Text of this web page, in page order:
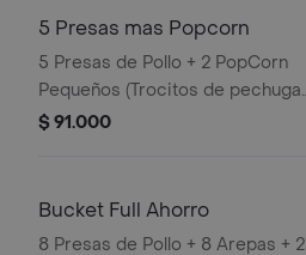
5 Presas mas Popcorn
5 Presas de Pollo + 2 PopCorn
Pequeños (Trocitos de pechuga
apanados) + 3 Papas Pequeñas
$ 91.000
Bucket Full Ahorro
8 Presas de Pollo + 8 Arepas + 2